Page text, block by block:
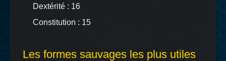
Dextérité : 16
Constitution : 15
Les formes sauvages les plus utiles